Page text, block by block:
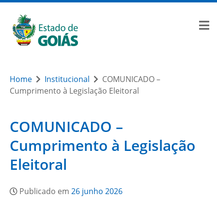
Home Institucional
COMUNICADO –
Cumprimento à Legislação Eleitoral
COMUNICADO –
Cumprimento à Legislação
Eleitoral
Publicado em 26 junho 2026